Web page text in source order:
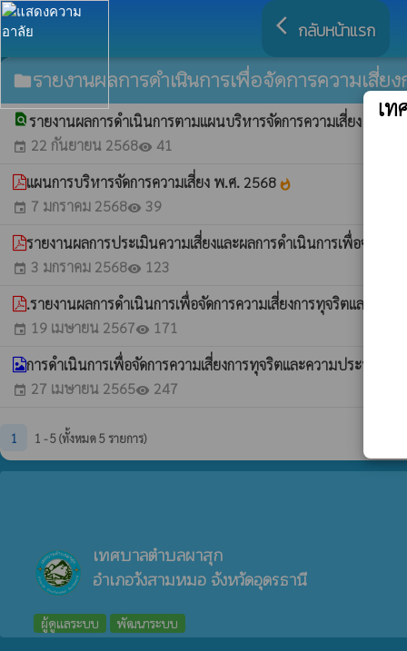
arrow_back_ios กลับหน้าแรก
folderรายงานผลการดำเนินการเพื่อจัดการความเสี่
find_in_pageรายงานผลการดำเนินการตามแผนบริหารจัดการความเสี่ยง ปี พ.
event 22 กันยายน 2568visibility 41
แผนการบริหารจัดการความเสี่ยง พ.ศ. 2568 whatshot
event 7 มกราคม 2568visibility 39
รายงานผลการประเมินความเสี่ยงและผลการดำเนินการเพื่อจัดก
event 3 มกราคม 2568visibility 123
.รายงานผลการดำเนินการเพื่อจัดการความเสี่ยงการทุจริตและป
event 19 เมษายน 2567visibility 171
การดำเนินการเพื่อจัดการความเสี่ยงการทุจริตและความประพฤติ
event 27 เมษายน 2565visibility 247
1 1 - 5 (ทั้งหมด 5 รายการ)
เทศบาลตำบลผาสุก
อำเภอวังสามหมอ จังหวัดอุดรธานี
ผู้ดูแลระบบ พัฒนาระบบ
เ